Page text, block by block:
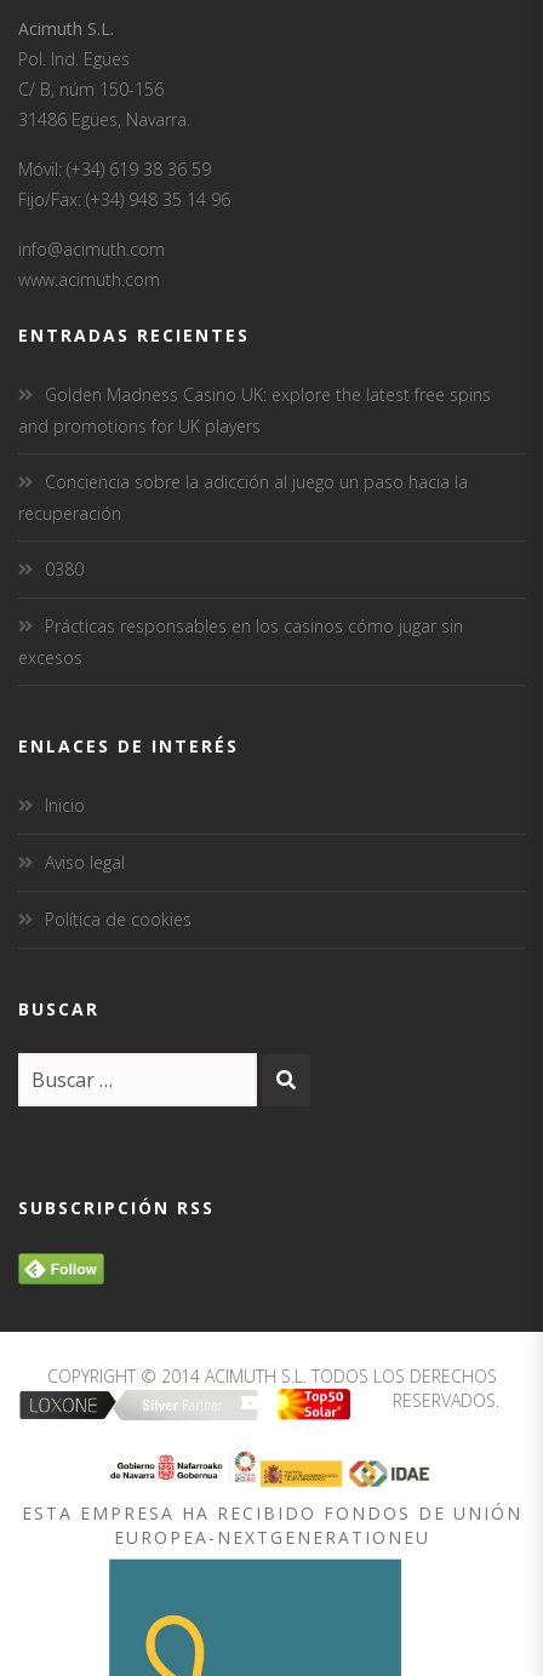
Acimuth S.L.
Pol. Ind. Egües
C/ B, núm 150-156
31486 Egües, Navarra.
Móvil: (+34) 619 38 36 59
Fijo/Fax: (+34) 948 35 14 96
info@acimuth.com
www.acimuth.com
ENTRADAS RECIENTES
Golden Madness Casino UK: explore the latest free spins
and promotions for UK players
Conciencia sobre la adicción al juego un paso hacia la
recuperación
0380
Prácticas responsables en los casinos cómo jugar sin
excesos
ENLACES DE INTERÉS
Inicio
Aviso legal
Política de cookies
BUSCAR
SUBSCRIPCIÓN RSS
COPYRIGHT © 2014 ACIMUTH S.L. TODOS LOS DERECHOS
RESERVADOS.
ESTA EMPRESA HA RECIBIDO FONDOS DE UNIÓN
EUROPEA-NEXTGENERATIONEU